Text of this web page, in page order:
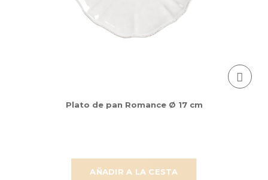
AÑADIR A LA CESTA
Plato de pan Romance Ø 17 cm